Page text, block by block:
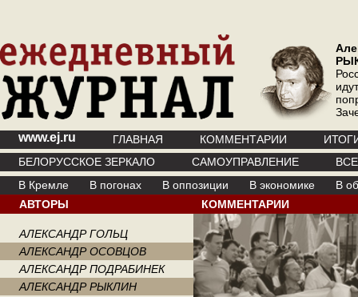
www.ej.ru ГЛАВНАЯ КОММЕНТАРИИ
БЕЛОРУССКОЕ ЗЕРКАЛО
САМОУПРАВЛЕНИЕ
В Кремле
В погонах В оппозиции В экономике
В
АВТОРЫ
АЛЕКСАНДР ГОЛЬЦ
АЛЕКСАНДР ОСОВЦОВ
АЛЕКСАНДР ПОДРАБИНЕК
АЛЕКСАНДР РЫКЛИН
КОММЕНТАРИИ